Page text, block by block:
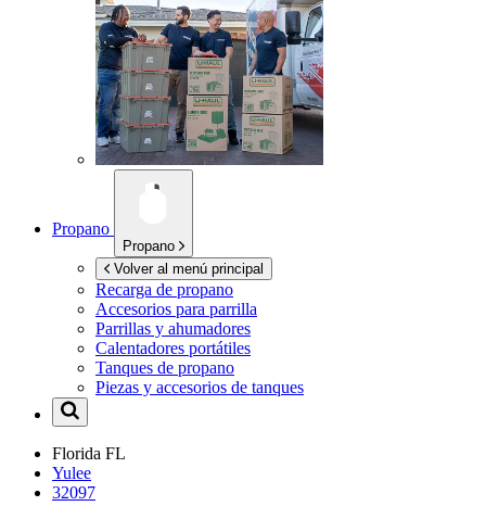
Propano
Propano
Volver al menú principal
Recarga de propano
Accesorios para parrilla
Parrillas y ahumadores
Calentadores portátiles
Tanques de propano
Piezas y accesorios de tanques
Florida FL
Yulee
32097